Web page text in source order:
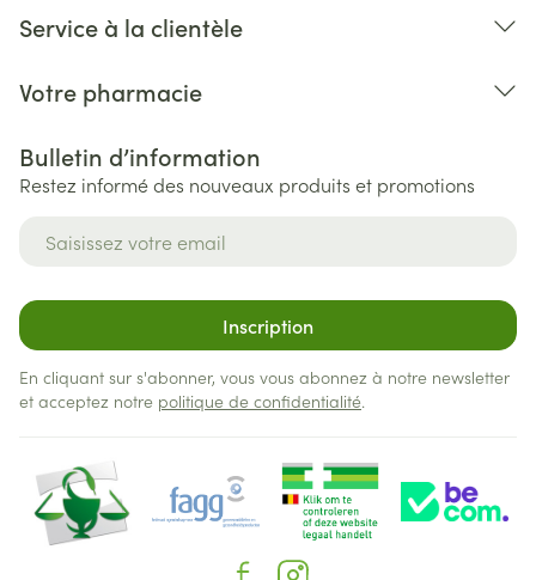
Service à la clientèle
Votre pharmacie
Bulletin d’information
Restez informé des nouveaux produits et promotions
Inscription
En cliquant sur s'abonner, vous vous abonnez à notre newsletter
et acceptez notre politique de confidentialité.